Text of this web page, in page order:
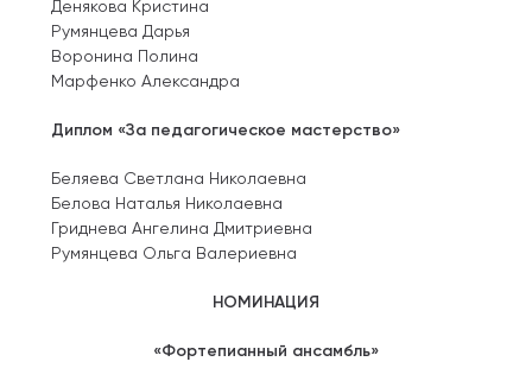
Денякова Кристина
Румянцева Дарья
Воронина Полина
Марфенко Александра
Диплом «За педагогическое мастерство»
Беляева Светлана Николаевна
Белова Наталья Николаевна
Гриднева Ангелина Дмитриевна
Румянцева Ольга Валериевна
НОМИНАЦИЯ
«Фортепианный ансамбль»